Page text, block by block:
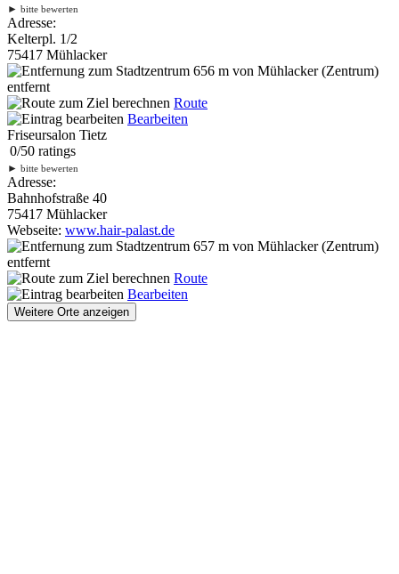
► bitte bewerten
Adresse:
Kelterpl. 1/2
75417 Mühlacker
656 m von Mühlacker (Zentrum)
entfernt
Route
Bearbeiten
Friseursalon Tietz
0/50 ratings
► bitte bewerten
Adresse:
Bahnhofstraße 40
75417 Mühlacker
Webseite: www.hair-palast.de
657 m von Mühlacker (Zentrum)
entfernt
Route
Bearbeiten
Weitere Orte anzeigen